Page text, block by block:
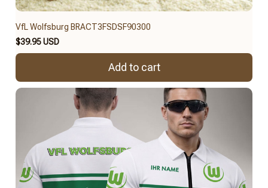
VfL Wolfsburg BRACT3FSDSF90300
$39.95 USD
Add to cart